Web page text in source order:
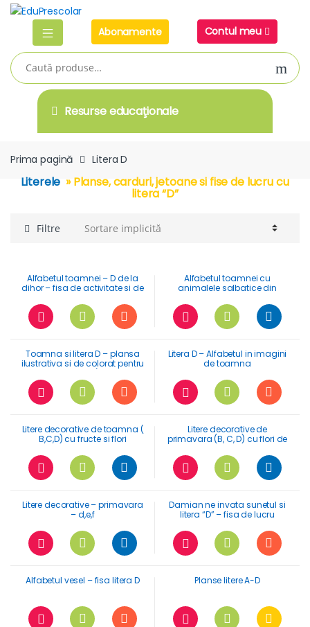
Skip
navigation
Skip
Abonamente
Contul meu
Caută
după:
Resurse educaţionale
Prima pagină Litera D
Literele » Planse, carduri, jetoane si fise de lucru cu
litera “D”
Filtre
Alfabetul toamnei – D de la
dihor – fisa de activitate si de
in anotimpul toamna
Alfabetul toamnei cu
animalele salbatice din
Toamna si litera D – plansa
ilustrativa si de colorat pentru
dovleac, dropie)
Litera D – Alfabetul in imagini
de toamna
Litere decorative de toamna (
B,C,D) cu fructe si flori
Litere decorative de
primavara (B, C, D) cu flori de
Litere decorative – primavara
– d,e,f
Damian ne invata sunetul si
litera “D” – fisa de lucru
Alfabetul vesel – fisa litera D Planse litere A-D